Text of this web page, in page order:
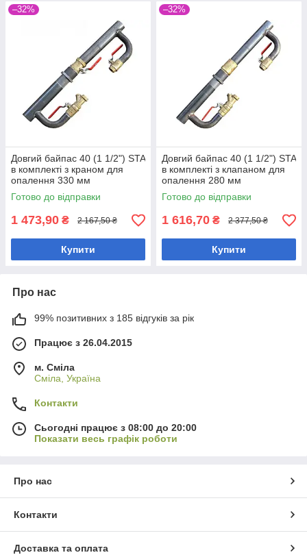
–32%
Довгий байпас 40 (1 1/2") STA
в комплекті з краном для
опалення 330 мм
Готово до відправки
1 473,90 ₴ 2 167,50 ₴
Купити
–32%
Довгий байпас 40 (1 1/2") STA
в комплекті з клапаном для
опалення 280 мм
Готово до відправки
1 616,70 ₴ 2 377,50 ₴
Купити
Про нас
99% позитивних з 185 відгуків за рік
Працює з 26.04.2015
м. Сміла
Сміла, Україна
Контакти
Сьогодні працює з 08:00 до 20:00
Показати весь графік роботи
Про нас
Контакти
Доставка та оплата